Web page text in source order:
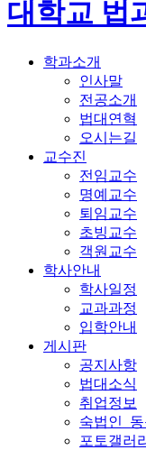
대학교 법
학과소개
인사말
전공소개
법대연혁
오시는길
교수진
전임교수
명예교수
퇴임교수
초빙교수
객원교수
학사안내
학사일정
교과과정
입학안내
게시판
공지사항
법대소식
취업정보
숙법인_
포토갤러리